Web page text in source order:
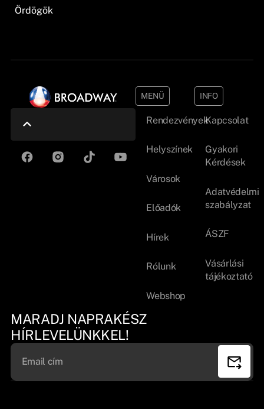
Ördögök
MENÜ
Rendezvények
Helyszínek
Városok
Előadók
Hírek
Rólunk
Webshop
INFO
Kapcsolat
Gyakori
Kérdések
Adatvédelmi
szabályzat
ÁSZF
Vásárlási
tájékoztató
MARADJ NAPRAKÉSZ
HÍRLEVELÜNKKEL!